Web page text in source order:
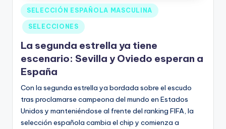
SELECCIÓN ESPAÑOLA MASCULINA
SELECCIONES
La segunda estrella ya tiene
escenario: Sevilla y Oviedo esperan a
España
Con la segunda estrella ya bordada sobre el escudo
tras proclamarse campeona del mundo en Estados
Unidos y manteniéndose al frente del ranking FIFA, la
selección española cambia el chip y comienza a